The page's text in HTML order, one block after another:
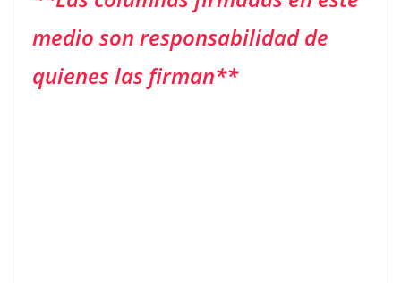
medio son responsabilidad de
quienes las firman**